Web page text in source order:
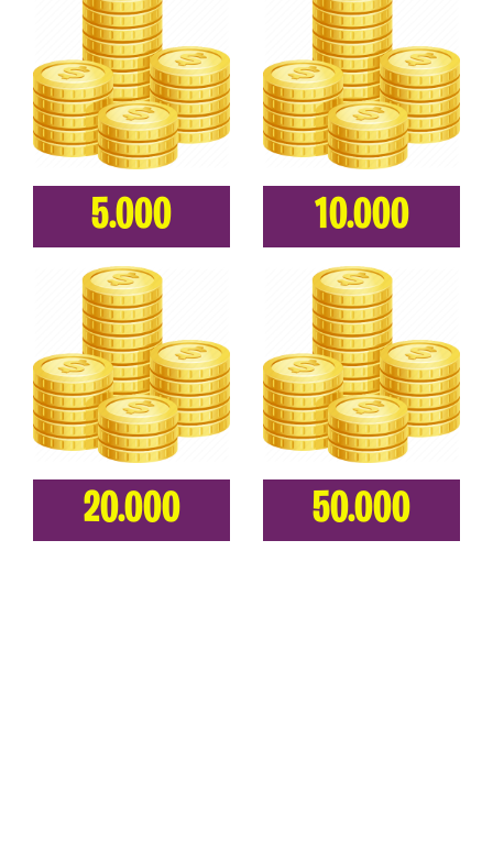
5.000 10.000
20.000 50.000